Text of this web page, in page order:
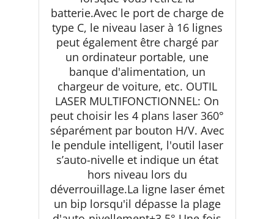
batterie.Avec le port de charge de
type C, le niveau laser à 16 lignes
peut également être chargé par
un ordinateur portable, une
banque d'alimentation, un
chargeur de voiture, etc. OUTIL
LASER MULTIFONCTIONNEL: On
peut choisir les 4 plans laser 360°
séparément par bouton H/V. Avec
le pendule intelligent, l'outil laser
s’auto-nivelle et indique un état
hors niveau lors du
déverrouillage.La ligne laser émet
un bip lorsqu'il dépasse la plage